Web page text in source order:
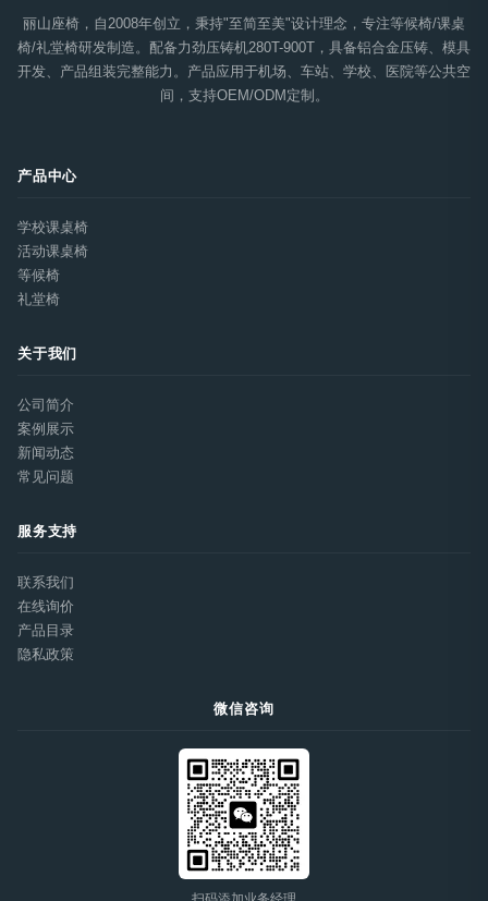
丽山座椅，自2008年创立，秉持"至简至美"设计理念，专注等候椅/课桌
椅/礼堂椅研发制造。配备力劲压铸机280T-900T，具备铝合金压铸、模具
开发、产品组装完整能力。产品应用于机场、车站、学校、医院等公共空
间，支持OEM/ODM定制。
产品中心
学校课桌椅
活动课桌椅
等候椅
礼堂椅
关于我们
公司简介
案例展示
新闻动态
常见问题
服务支持
联系我们
在线询价
产品目录
隐私政策
微信咨询